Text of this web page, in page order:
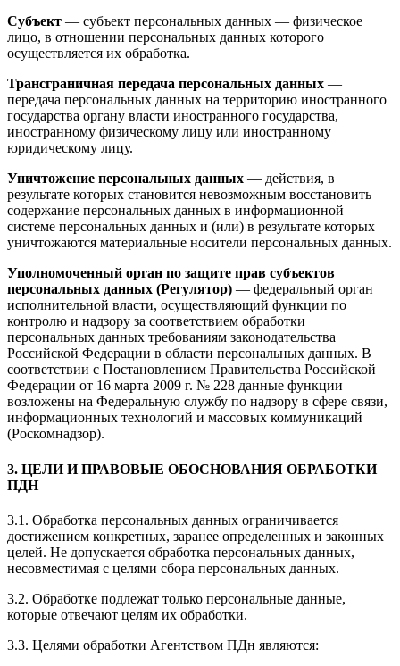
Субъект — субъект персональных данных — физическое
лицо, в отношении персональных данных которого
осуществляется их обработка.
Трансграничная передача персональных данных —
передача персональных данных на территорию иностранного
государства органу власти иностранного государства,
иностранному физическому лицу или иностранному
юридическому лицу.
Уничтожение персональных данных — действия, в
результате которых становится невозможным восстановить
содержание персональных данных в информационной
системе персональных данных и (или) в результате которых
уничтожаются материальные носители персональных данных.
Уполномоченный орган по защите прав субъектов
персональных данных (Регулятор) — федеральный орган
исполнительной власти, осуществляющий функции по
контролю и надзору за соответствием обработки
персональных данных требованиям законодательства
Российской Федерации в области персональных данных. В
соответствии с Постановлением Правительства Российской
Федерации от 16 марта 2009 г. № 228 данные функции
возложены на Федеральную службу по надзору в сфере связи,
информационных технологий и массовых коммуникаций
(Роскомнадзор).
3. ЦЕЛИ И ПРАВОВЫЕ ОБОСНОВАНИЯ ОБРАБОТКИ
ПДН
3.1. Обработка персональных данных ограничивается
достижением конкретных, заранее определенных и законных
целей. Не допускается обработка персональных данных,
несовместимая с целями сбора персональных данных.
3.2. Обработке подлежат только персональные данные,
которые отвечают целям их обработки.
3.3. Целями обработки Агентством ПДн являются: